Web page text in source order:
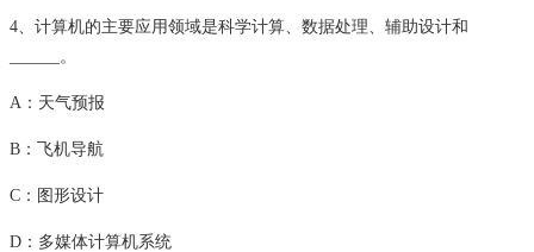
4、计算机的主要应用领域是科学计算、数据处理、辅助设计和
______。
A：天气预报
B：飞机导航
C：图形设计
D：多媒体计算机系统